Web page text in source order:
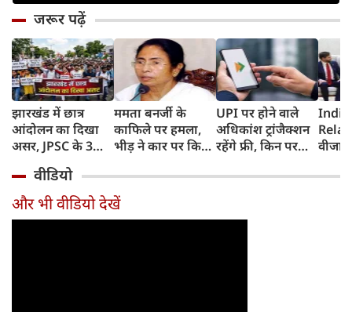
जरूर पढ़ें
झारखंड में छात्र
आंदोलन का दिखा
असर, JPSC के 3
इस्‍तीफा, प्रदर्शन को
लेकर क्या बोले CM
हेमंत सोरेन?
ममता बनर्जी के
काफिले पर हमला,
भीड़ ने कार पर किया
पुलिस पर लगा यह
आरोप
UPI पर होने वाले
अधिकांश ट्रांजैक्शन
रहेंगे फ्री, किन पर
ने दिया बड़ा अपडेट
वीजा
वीडियो
और भी वीडियो देखें